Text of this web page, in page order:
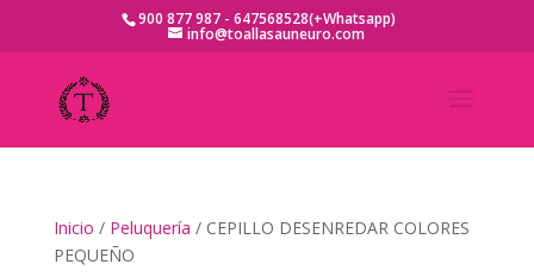
900 877 987 - 647568528(+Whatsapp)
info@toallasauneuro.com
Inicio / Peluquería / CEPILLO DESENREDAR COLORES
PEQUEÑO